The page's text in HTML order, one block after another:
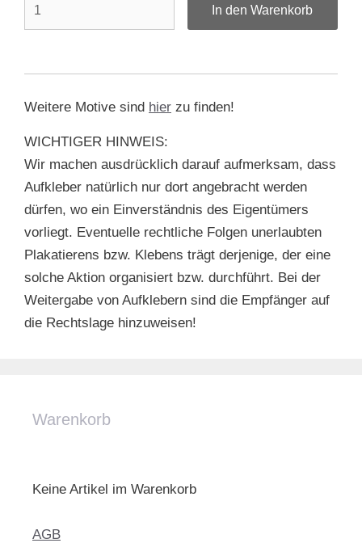
Weitere Motive sind hier zu finden!
WICHTIGER HINWEIS:
Wir machen ausdrücklich darauf aufmerksam, dass
Aufkleber natürlich nur dort angebracht werden
dürfen, wo ein Einverständnis des Eigentümers
vorliegt. Eventuelle rechtliche Folgen unerlaubten
Plakatierens bzw. Klebens trägt derjenige, der eine
solche Aktion organisiert bzw. durchführt. Bei der
Weitergabe von Aufklebern sind die Empfänger auf
die Rechtslage hinzuweisen!
Warenkorb
Keine Artikel im Warenkorb
AGB